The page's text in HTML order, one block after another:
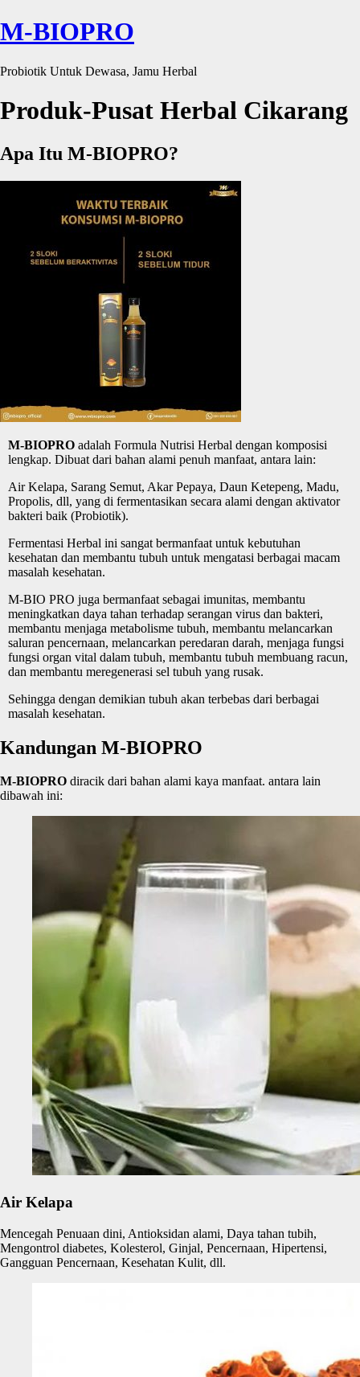
M-BIOPRO
Probiotik Untuk Dewasa, Jamu Herbal
Produk-Pusat Herbal Cikarang
Apa Itu M-BIOPRO?
M-BIOPRO adalah Formula Nutrisi Herbal dengan komposisi
lengkap. Dibuat dari bahan alami penuh manfaat, antara lain:
Air Kelapa, Sarang Semut, Akar Pepaya, Daun Ketepeng, Madu,
Propolis, dll, yang di fermentasikan secara alami dengan aktivator
bakteri baik (Probiotik).
Fermentasi Herbal ini sangat bermanfaat untuk kebutuhan
kesehatan dan membantu tubuh untuk mengatasi berbagai macam
masalah kesehatan.
M-BIO PRO juga bermanfaat sebagai imunitas, membantu
meningkatkan daya tahan terhadap serangan virus dan bakteri,
membantu menjaga metabolisme tubuh, membantu melancarkan
saluran pencernaan, melancarkan peredaran darah, menjaga fungsi
fungsi organ vital dalam tubuh, membantu tubuh membuang racun,
dan membantu meregenerasi sel tubuh yang rusak.
Sehingga dengan demikian tubuh akan terbebas dari berbagai
masalah kesehatan.
Kandungan M-BIOPRO
M-BIOPRO diracik dari bahan alami kaya manfaat. antara lain
dibawah ini:
Air Kelapa
Mencegah Penuaan dini, Antioksidan alami, Daya tahan tubih,
Mengontrol diabetes, Kolesterol, Ginjal, Pencernaan, Hipertensi,
Gangguan Pencernaan, Kesehatan Kulit, dll.